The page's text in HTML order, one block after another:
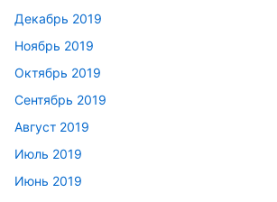
Декабрь 2019
Ноябрь 2019
Октябрь 2019
Сентябрь 2019
Август 2019
Июль 2019
Июнь 2019